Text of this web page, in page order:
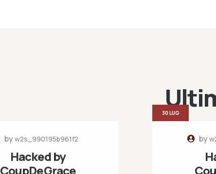
byw2s_990195b961f2
Hacked by
CoupDeGrace
by
30 LUG